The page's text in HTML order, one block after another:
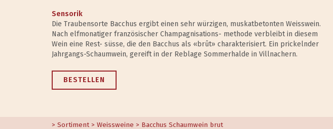
Sensorik
Die Traubensorte Bacchus ergibt einen sehr würzigen, muskatbetonten Weisswein.
Nach elfmonatiger französischer Champagnisations- methode verbleibt in diesem
Wein eine Rest- süsse, die den Bacchus als «brût» charakterisiert. Ein prickelnder
Jahrgangs-Schaumwein, gereift in der Reblage Sommerhalde in Villnachern.
BESTELLEN
> Sortiment > Weissweine > Bacchus Schaumwein brut